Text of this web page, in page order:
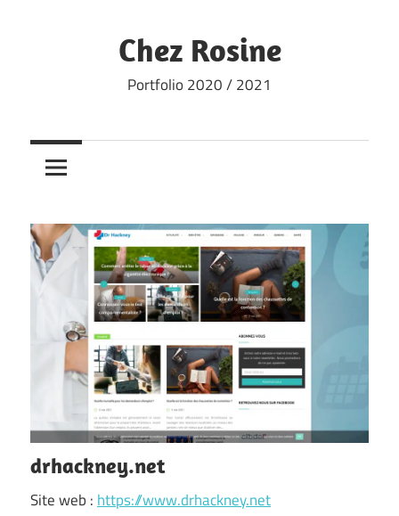
Chez Rosine
Portfolio 2020 / 2021
drhackney.net
Site web : https://www.drhackney.net